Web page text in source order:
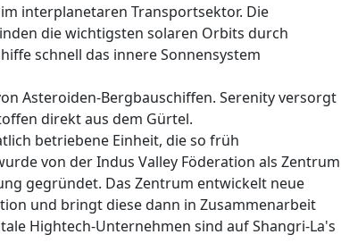
interplanetaren Transportsektor. Die
die wichtigsten solaren Orbits durch
schnell das innere Sonnensystem
Asteroiden-Bergbauschiffen. Serenity versorgt
direkt aus dem Gürtel.
betriebene Einheit, die so früh
von der Indus Valley Föderation als Zentrum
gegründet. Das Zentrum entwickelt neue
und bringt diese dann in Zusammenarbeit
Hightech-Unternehmen sind auf Shangri-La's